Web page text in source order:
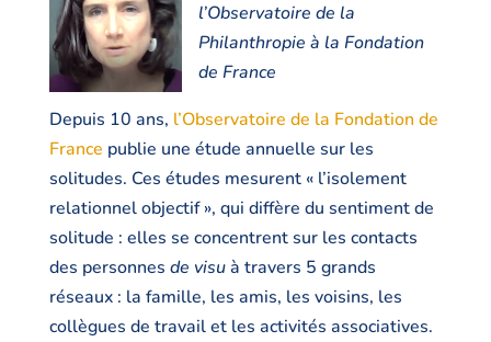
l’Observatoire de la
Philanthropie à la Fondation
de France
Depuis 10 ans, l’Observatoire de la Fondation de
France publie une étude annuelle sur les
solitudes. Ces études mesurent « l’isolement
relationnel objectif », qui diffère du sentiment de
solitude : elles se concentrent sur les contacts
des personnes de visuà travers 5 grands
réseaux : la famille, les amis, les voisins, les
collègues de travail et les activités associatives.